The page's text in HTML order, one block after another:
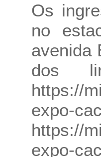
Os
no
avenida
dos
https://
expo-
https://
expo-